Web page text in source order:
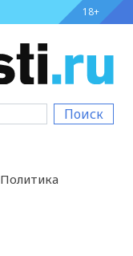
18+
Поиск
Политика